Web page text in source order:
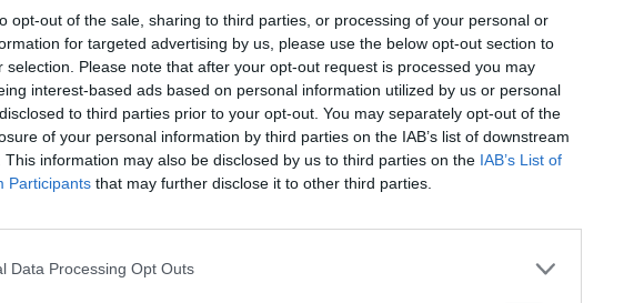
opt-out of the sale, sharing to third parties, or processing of your personal or
for targeted advertising by us, please use the below opt-out section to
selection. Please note that after your opt-out request is processed you may
interest-based ads based on personal information utilized by us or personal
to third parties prior to your opt-out. You may separately opt-out of the
of your personal information by third parties on the IAB’s list of downstream
This information may also be disclosed by us to third parties on the IAB’s List of
Participants that may further disclose it to other third parties.
Data Processing Opt Outs
the invisible arc
|
Τοποθεσία:
i-DPROJECTART, Κανάρη 12 & Σέκερη (2ος όροφος), Κολωνάκι -